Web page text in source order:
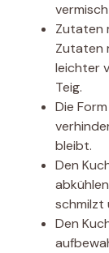
Zutaten
Zutaten
leichter
Teig.
Die
bleibt.
Den
schmilzt
Den